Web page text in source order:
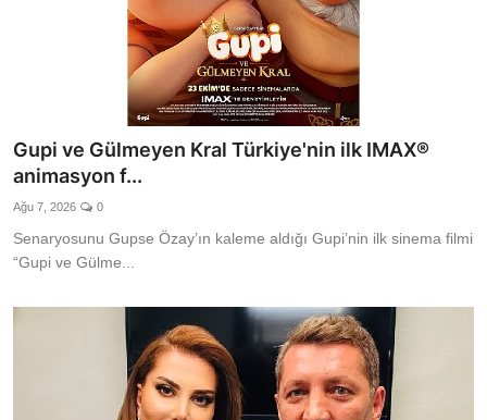
Gupi ve Gülmeyen Kral Türkiye'nin ilk IMAX®
animasyon f...
Ağu 7, 2026 0
Senaryosunu Gupse Özay’ın kaleme aldığı Gupi’nin ilk sinema filmi
“Gupi ve Gülme...